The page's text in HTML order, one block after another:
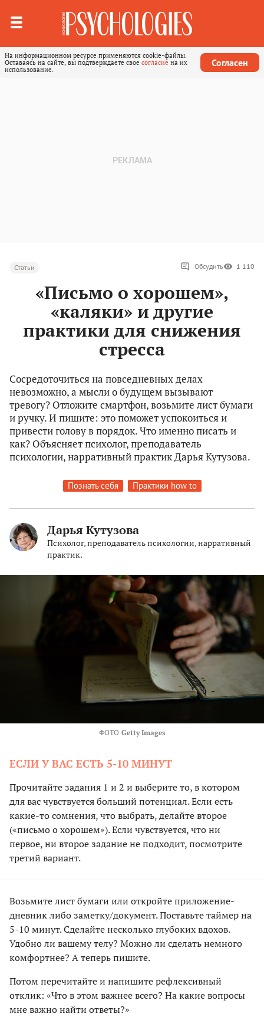
На информационном ресурсе применяются cookie-файлы.
Оставаясь на сайте, вы подтверждаете свое согласие на их
использование.
Согласен
Статьи Обсудить 1 110
«Письмо о хорошем»,
«каляки» и другие
практики для снижения
стресса
Сосредоточиться на повседневных делах
невозможно, а мысли о будущем вызывают
тревогу? Отложите смартфон, возьмите лист бумаги
и ручку. И пишите: это поможет успокоиться и
привести голову в порядок. Что именно писать и
как? Объясняет психолог, преподаватель
психологии, нарративный практик Дарья Кутузова.
Познать себя Практики how to
Дарья Кутузова
Психолог, преподаватель психологии, нарративный
практик.
ФОТО Getty Images
ЕСЛИ У ВАС ЕСТЬ 5-10 МИНУТ
Прочитайте задания 1 и 2 и выберите то, в котором
для вас чувствуется больший потенциал. Если есть
какие-то сомнения, что выбрать, делайте второе
(«письмо о хорошем»). Если чувствуется, что ни
первое, ни второе задание не подходит, посмотрите
третий вариант.
Возьмите лист бумаги или откройте приложение-
дневник либо заметку/документ. Поставьте таймер на
5-10 минут. Сделайте несколько глубоких вдохов.
Удобно ли вашему телу? Можно ли сделать немного
комфортнее? А теперь пишите.
Потом перечитайте и напишите рефлексивный
отклик: «Что в этом важнее всего? На какие вопросы
мне важно найти ответы?»